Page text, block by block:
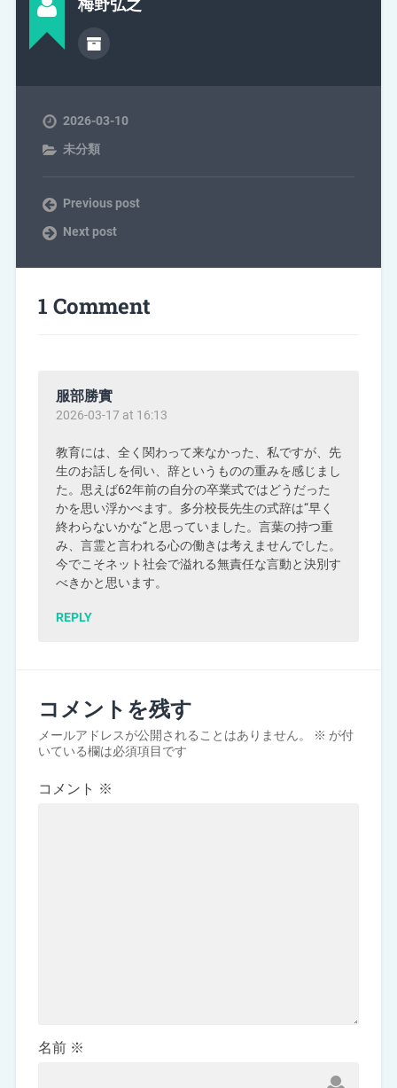
2026-03-10
未分類
Previous post
Next post
1 Comment
服部勝實
2026-03-17 at 16:13
教育には、全く関わって来なかった、私ですが、先
生のお話しを伺い、辞というものの重みを感じまし
た。思えば62年前の自分の卒業式ではどうだった
かを思い浮かべます。多分校長先生の式辞は“早く
終わらないかな“と思っていました。言葉の持つ重
み、言霊と言われる心の働きは考えませんでした。
今でこそネット社会で溢れる無責任な言動と決別す
べきかと思います。
REPLY
コメントを残す
メールアドレスが公開されることはありません。 ※ が付
いている欄は必須項目です
コメント ※
名前 ※